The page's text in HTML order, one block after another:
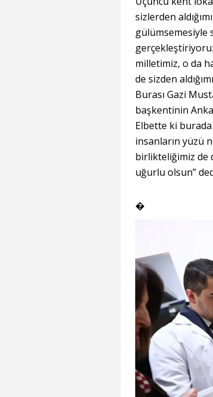
sizlerden
gülümsemesiyle
milletimiz, o da
de sizden
Burası Gazi
başkentinin
Elbette ki
insanların yüzü
birlikteliğimiz de
uğurlu olsun”
�